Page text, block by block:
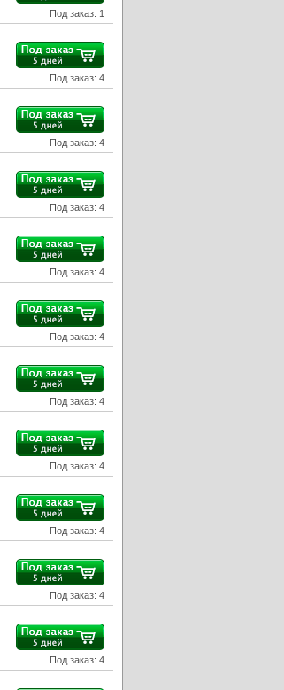
Под заказ: 1
Под заказ: 4
Под заказ: 4
Под заказ: 4
Под заказ: 4
Под заказ: 4
Под заказ: 4
Под заказ: 4
Под заказ: 4
Под заказ: 4
Под заказ: 4